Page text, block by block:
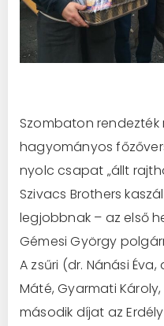
Szombaton
hagyományos
nyolc csapat „állt
Szivacs Brothers
legjobbnak – az első
Gémesi György
A zsűri (dr. Nánási
Máté, Gyarmati
második díjat az